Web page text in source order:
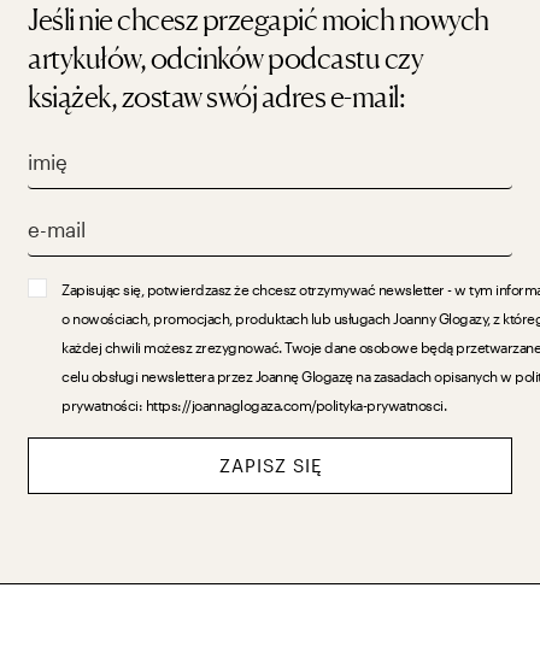
Jeśli nie chcesz przegapić moich nowych
artykułów, odcinków podcastu czy
książek, zostaw swój adres e-mail:
Zapisując się, potwierdzasz że chcesz otrzymywać newsletter - w tym
o nowościach, promocjach, produktach lub usługach Joanny Glogazy, z
każdej chwili możesz zrezygnować. Twoje dane osobowe będą
celu obsługi newslettera przez Joannę Glogazę na zasadach opisanych w
prywatności: https://joannaglogaza.com/polityka-prywatnosci.
ZAPISZ SIĘ